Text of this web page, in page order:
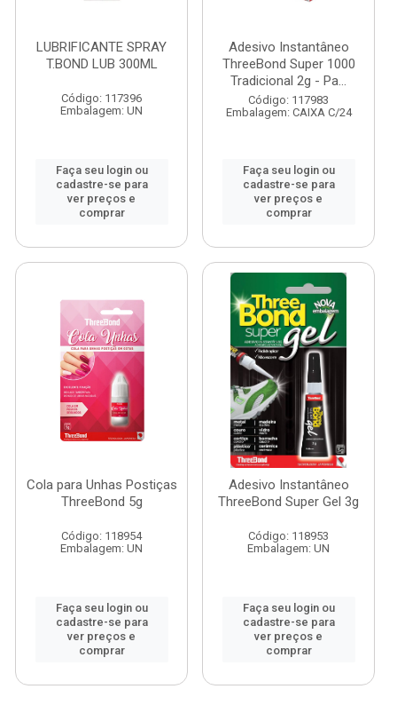
LUBRIFICANTE SPRAY
T.BOND LUB 300ML
Código: 117396
Embalagem: UN
Faça seu login ou
cadastre-se para
ver preços e
comprar
Adesivo Instantâneo
ThreeBond Super 1000
Tradicional 2g - Pa...
Código: 117983
Embalagem: CAIXA C/24
Faça seu login ou
cadastre-se para
ver preços e
comprar
Cola para Unhas Postiças
ThreeBond 5g
Código: 118954
Embalagem: UN
Faça seu login ou
cadastre-se para
ver preços e
comprar
Adesivo Instantâneo
ThreeBond Super Gel 3g
Código: 118953
Embalagem: UN
Faça seu login ou
cadastre-se para
ver preços e
comprar